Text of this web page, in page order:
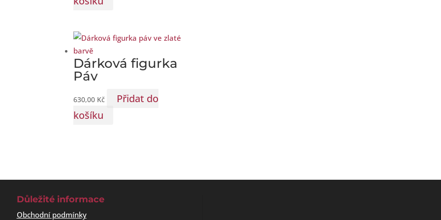
Dárková figurka
Páv
630,00 Kč
Přidat do
košíku
Důležité informace
Obchodní podmínky